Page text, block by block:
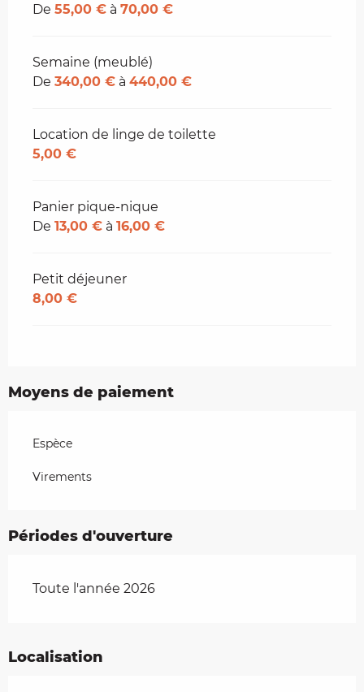
De 55,00 € à 70,00 €
Semaine (meublé)
De 340,00 € à 440,00 €
Location de linge de toilette
5,00 €
Panier pique-nique
De 13,00 € à 16,00 €
Petit déjeuner
8,00 €
Moyens de paiement
Espèce
Virements
Périodes d'ouverture
Toute l'année 2026
Localisation